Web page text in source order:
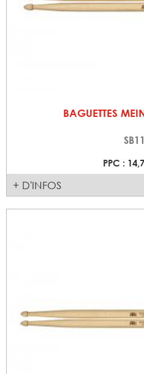
BAGUETTES
PPC :
+ D'INFOS